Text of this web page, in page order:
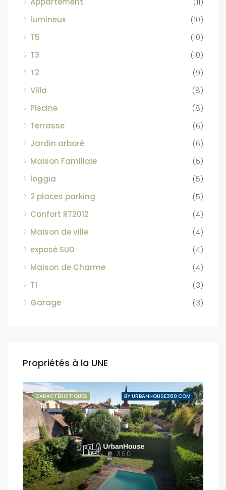
lumineux
(10)
T5
(10)
T3
(10)
T2
(9)
Villa
(8)
Piscine
(8)
Terrasse
(6)
Jardin arboré
(6)
Maison Familiale
(5)
loggia
(5)
2 places parking
(5)
Confort RT2012
(4)
Maison de ville
(4)
exposé SUD
(4)
Maison de Charme
(4)
T1
(3)
Garage
(3)
Propriétés à la UNE
BY URBANHOUSE360.COM
CARACTÉRISTIQUES